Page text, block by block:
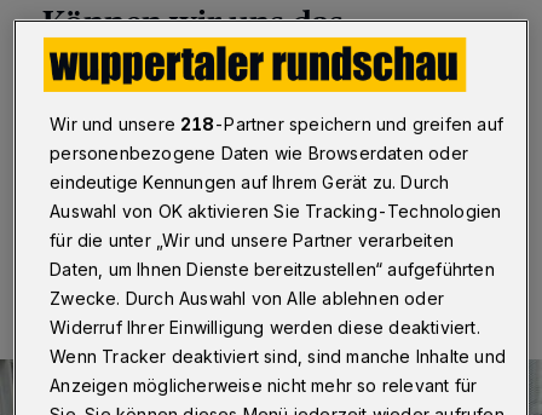
„Können wir uns das
erlauben?“
Wuppertal·Betr.: Obdachlosigkeit in Wuppertal und
Deutschland
03.12.2025 , 09:30 Uhr Eine Minute Lesezeit
Wir und unsere 218-Partner speichern und greifen auf
personenbezogene Daten wie Browserdaten oder
eindeutige Kennungen auf Ihrem Gerät zu. Durch
Auswahl von OK aktivieren Sie Tracking-Technologien
für die unter „Wir und unsere Partner verarbeiten
Daten, um Ihnen Dienste bereitzustellen“ aufgeführten
Zwecke. Durch Auswahl von Alle ablehnen oder
Widerruf Ihrer Einwilligung werden diese deaktiviert.
Wenn Tracker deaktiviert sind, sind manche Inhalte und
Anzeigen möglicherweise nicht mehr so relevant für